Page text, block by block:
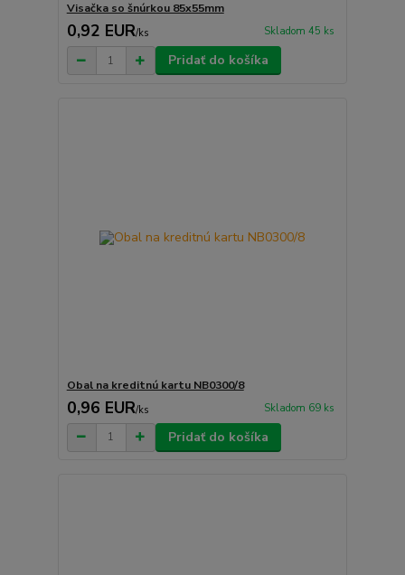
Visačka so šnúrkou 85x55mm
0,92 EUR/ks Skladom 45 ks
Pridať do košíka
Obal na kreditnú kartu NB0300/8
0,96 EUR/ks Skladom 69 ks
Pridať do košíka